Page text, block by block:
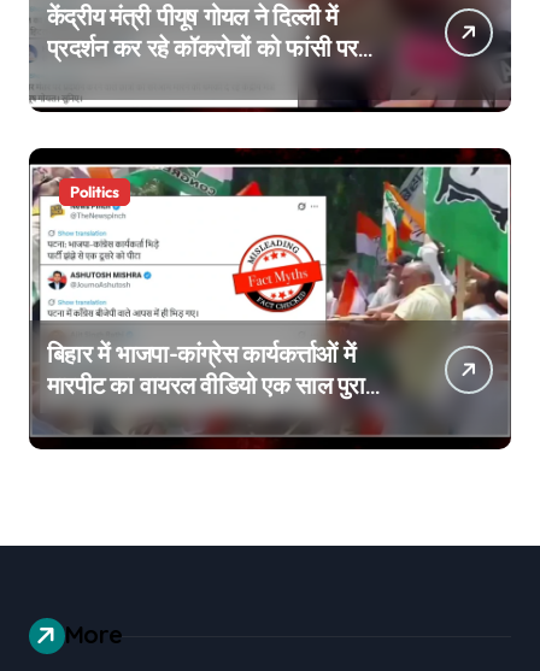
केंद्रीय मंत्री पीयूष गोयल ने दिल्ली में
प्रदर्शन कर रहे कॉकरोचों को फांसी पर
लटकाने की बात नहीं की, वायरल वीडियो
AI जेनरेटेड है
Politics
बिहार में भाजपा-कांग्रेस कार्यकर्त्ताओं में
मारपीट का वायरल वीडियो एक साल पुराना
है
More